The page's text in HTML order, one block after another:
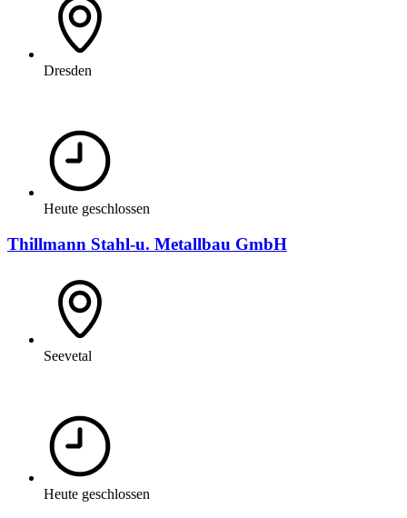
Dresden
Heute geschlossen
Thillmann Stahl-u. Metallbau GmbH
Seevetal
Heute geschlossen